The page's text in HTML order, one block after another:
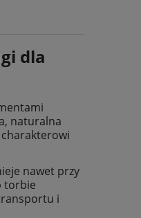
dla
naturalna
nawet przy
torbie
i